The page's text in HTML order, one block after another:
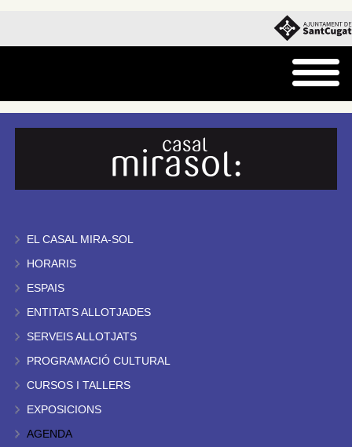
EL CASAL MIRA-SOL
HORARIS
ESPAIS
ENTITATS ALLOTJADES
SERVEIS ALLOTJATS
PROGRAMACIÓ CULTURAL
CURSOS I TALLERS
EXPOSICIONS
AGENDA